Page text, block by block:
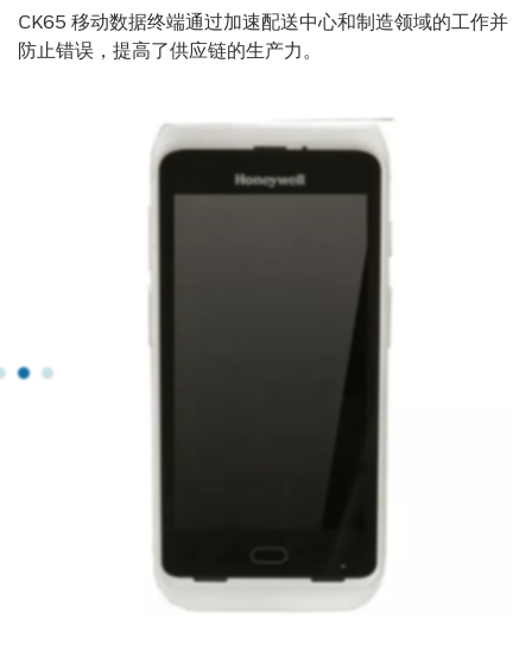
CK65 移动数据终端通过加速配送中心和制造领域的工作并
防止错误，提高了供应链的生产力。